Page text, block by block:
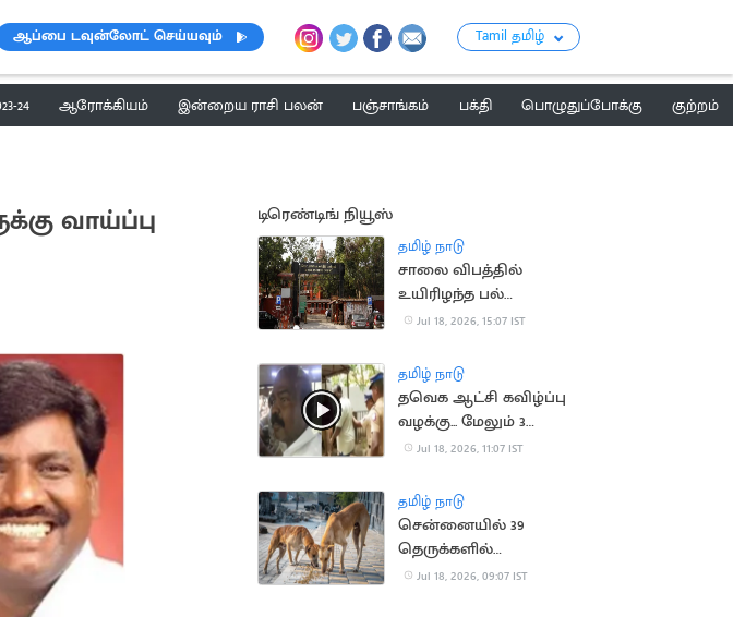
ஆப்பை டவுன்லோட் செய்யவும் Tamil தமிழ்
24 ஆரோக்கியம் இன்றைய ராசி பலன் பஞ்சாங்கம் பக்தி பொழுதுப்போக்கு
குற்றம்
வாய்ப்பு டிரெண்டிங் நியூஸ்
தமிழ் நாடு
சாலை விபத்தில்
உயிரிழந்த பல்
மருத்துவரின்
கோடி இழப்பீடு
Jul 18, 2026, 15:07 IST
தமிழ் நாடு
தவெக ஆட்சி கவிழ்ப்பு
வழக்கு... மேலும் 3
பேரிடம் போலீசார் தீவிர
Jul 18, 2026, 11:07 IST
தமிழ் நாடு
சென்னையில் 39
தெருக்களில்
தெருநாய்களுக்கு
Jul 18, 2026, 09:07 IST